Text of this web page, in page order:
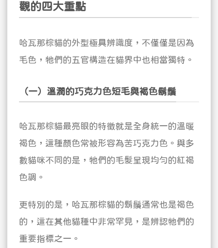
觀的四大重點
哈瓦那棕貓的外型極具辨識度，不僅僅是因為
毛色，牠們的五官構造在貓界中也相當獨特。
（一）溫潤的巧克力色短毛與褐色鬍鬚
哈瓦那棕貓最亮眼的特徵就是全身統一的溫暖
褐色，這種顏色常被形容為苦巧克力色。與多
數貓咪不同的是，牠們的毛髮呈現均勻的紅褐
色調。
更特別的是，哈瓦那棕貓的鬍鬚通常也是褐色
的，這在其他貓種中非常罕見，是辨認牠們的
重要指標之一。